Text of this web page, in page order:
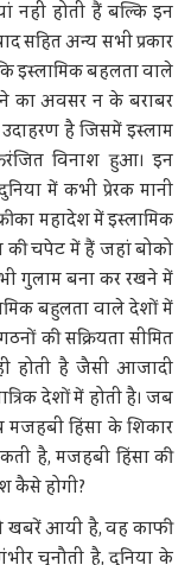
नहीं होती हैं बल्कि इन
सहित अन्य सभी प्रकार
इस्लामिक बहलता वाले
का अवसर न के बराबर
है जिसमें इस्लाम
विनाश हुआ। इन
में कभी प्रेरक मानी
महादेश में इस्लामिक
की चपेट में हैं जहां बोको
गुलाम बना कर रखने में
बहुलता वाले देशों में
की सक्रियता सीमित
होती है जैसी आजादी
देशों में होती है। जब
मजहबी हिंसा के शिकार
है, मजहबी हिंसा की
कैसे होगी?
आयी है, वह काफी